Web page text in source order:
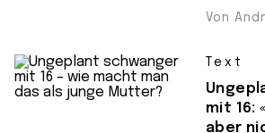
Von
Text
mit 16:
aber